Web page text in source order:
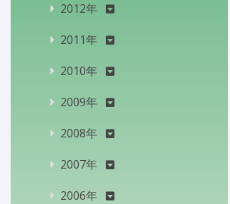
2012年
2011年
2010年
2009年
2008年
2007年
2006年